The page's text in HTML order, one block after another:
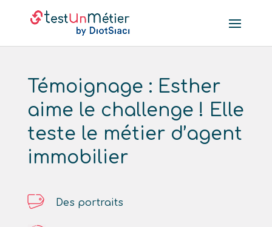
Témoignage : Esther
aime le challenge ! Elle
teste le métier d’agent
immobilier
Des portraits